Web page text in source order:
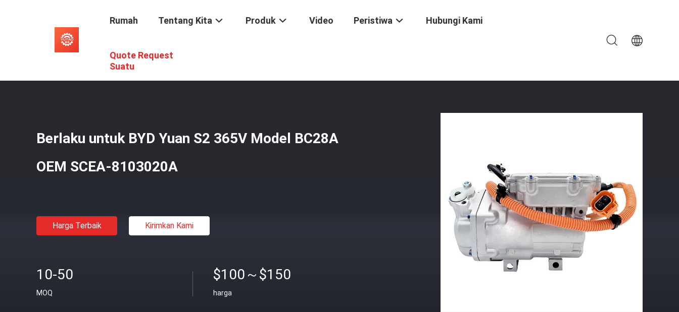
Rumah Tentang Kita Produk Video Peristiwa Hubungi Kami
Quote Request
Suatu
Rumah / Produk Kompresor AC EV Mobil
Berlaku untuk BYD Yuan S2 365V Model BC28A
OEM SCEA-8103020A
Harga Terbaik Kirimkan Kami
10-50
MOQ
$100～$150
harga